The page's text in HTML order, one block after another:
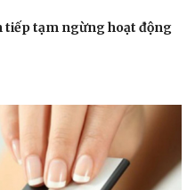
tiếp tạm ngừng hoạt động